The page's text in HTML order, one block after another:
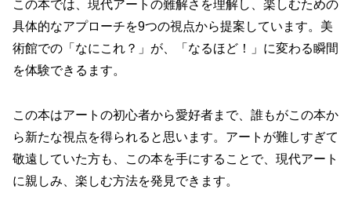
この本では、現代アートの難解さを理解し、楽しむための
具体的なアプローチを9つの視点から提案しています。美
術館での「なにこれ？」が、「なるほど！」に変わる瞬間
を体験できるます。
この本はアートの初心者から愛好者まで、誰もがこの本か
ら新たな視点を得られると思います。アートが難しすぎて
敬遠していた方も、この本を手にすることで、現代アート
に親しみ、楽しむ方法を発見できます。